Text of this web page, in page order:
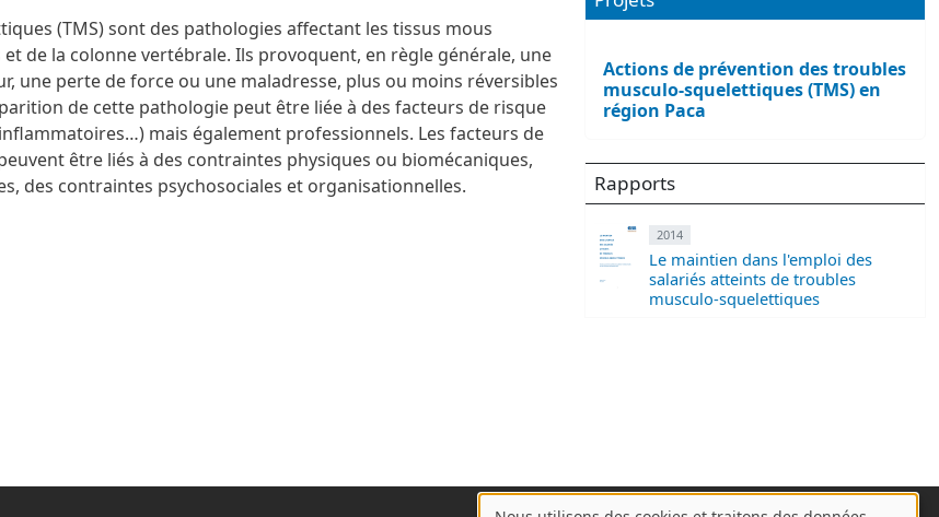
(TMS) sont des pathologies affectant les tissus mous
de la colonne vertébrale. Ils provoquent, en règle générale, une
une perte de force ou une maladresse, plus ou moins réversibles
de cette pathologie peut être liée à des facteurs de risque
mais également professionnels. Les facteurs de
être liés à des contraintes physiques ou biomécaniques,
des contraintes psychosociales et organisationnelles.
Actions de prévention des troubles
musculo-squelettiques (TMS) en
région Paca
Rapports
2014
Le maintien dans l'emploi des
salariés atteints de troubles
musculo-squelettiques